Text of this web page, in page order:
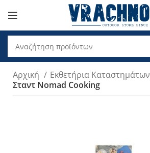
Αρχική Εκθετήρια Καταστημάτων
Σταντ Nomad Cooking